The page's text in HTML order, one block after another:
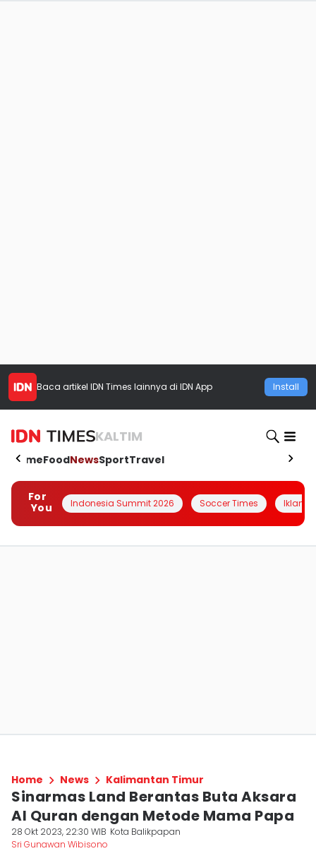
Baca artikel IDN Times lainnya di IDN App Install
KALTIM
HomeFoodNewsSportTravel
For
You
Indonesia Summit 2026 Soccer Times Iklanin
Home News Kalimantan Timur
Sinarmas Land Berantas Buta Aksara
Al Quran dengan Metode Mama Papa
28 Okt 2023, 22:30 WIB Kota Balikpapan
Sri Gunawan Wibisono